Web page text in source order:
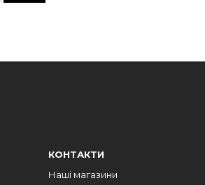
КОНТАКТИ
Наші магазини